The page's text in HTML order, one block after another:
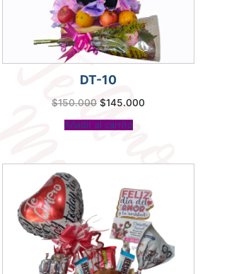
DT-10
$150.000 El
precio
original
era:
$145.000
Añadir al carrito